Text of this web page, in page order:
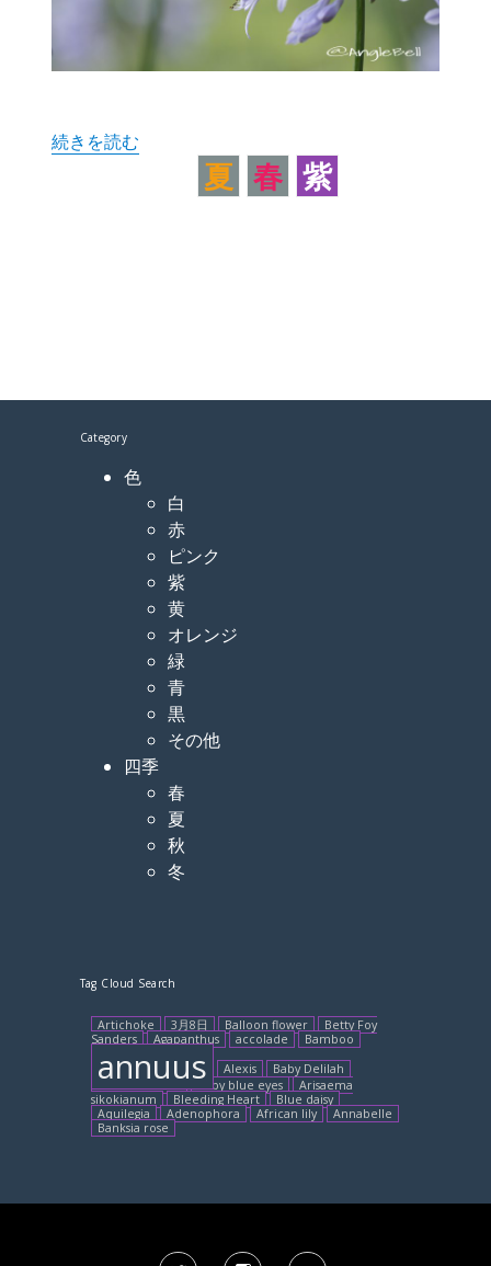
“ムラサキクンシラン 紫君子蘭” の
続きを読む
夏 春 紫
Category
色
白
赤
ピンク
紫
黄
オレンジ
緑
青
黒
その他
四季
春
夏
秋
冬
Tag Cloud Search
Artichoke 3月8日 Balloon flower
Betty Foy
Sanders
Agapanthus accolade Bamboo
annuus Alexis
Baby Delilah
bambooforest
Baby blue eyes
Arisaema
sikokianum
Bleeding Heart
Blue daisy
Aquilegia
Adenophora African lily
Annabelle
Banksia rose